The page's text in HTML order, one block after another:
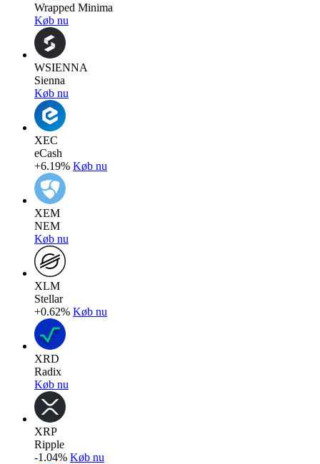
Wrapped Minima
Køb nu
WSIENNA
Sienna
Køb nu
XEC
eCash
+6.19% Køb nu
XEM
NEM
Køb nu
XLM
Stellar
+0.62% Køb nu
XRD
Radix
Køb nu
XRP
Ripple
-1.04% Køb nu